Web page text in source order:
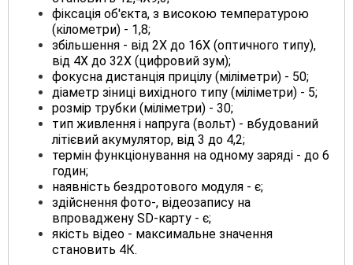
фіксація об'єкта, з високою температурою
(кілометри) - 1,8;
збільшення - від 2Х до 16Х (оптичного типу),
від 4Х до 32Х (цифровий зум);
фокусна дистанція прицілу (міліметри) - 50;
діаметр зіниці вихідного типу (міліметри) - 5;
розмір трубки (міліметри) - 30;
тип живлення і напруга (вольт) - вбудований
літієвий акумулятор, від 3 до 4,2;
термін функціонування на одному заряді - до 6
годин;
наявність бездротового модуля - є;
здійснення фото-, відеозапису на
впроваджену SD-карту - є;
якість відео - максимальне значення
становить 4К.